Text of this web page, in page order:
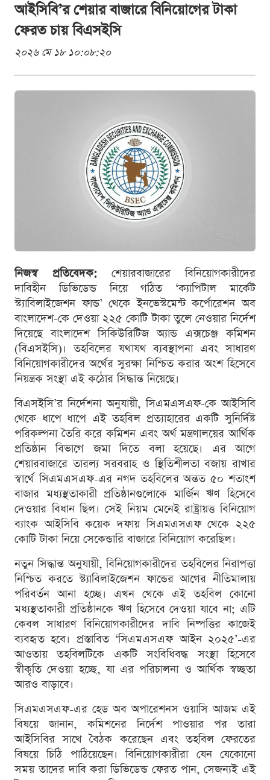
আইসিবি’র শেয়ার বাজারে বিনিয়োগের টাকা
ফেরত চায় বিএসইসি
২০২৬ মে ১৮ ১০:০৮:২০
নিজস্ব প্রতিবেদক: শেয়ারবাজারের বিনিয়োগকারীদের
দাবিহীন ডিভিডেন্ড নিয়ে গঠিত ‘ক্যাপিটাল মার্কেট
স্ট্যাবিলাইজেশন ফান্ড’ থেকে ইনভেস্টমেন্ট কর্পোরেশন অব
বাংলাদেশ-কে দেওয়া ২২৫ কোটি টাকা তুলে নেওয়ার নির্দেশ
দিয়েছে বাংলাদেশ সিকিউরিটিজ অ্যান্ড এক্সচেঞ্জ কমিশন
(বিএসইসি)। তহবিলের যথাযথ ব্যবস্থাপনা এবং সাধারণ
বিনিয়োগকারীদের অর্থের সুরক্ষা নিশ্চিত করার অংশ হিসেবে
নিয়ন্ত্রক সংস্থা এই কঠোর সিদ্ধান্ত নিয়েছে।
বিএসইসি’র নির্দেশনা অনুযায়ী, সিএমএসএফ-কে আইসিবি
থেকে ধাপে ধাপে এই তহবিল প্রত্যাহারের একটি সুনির্দিষ্ট
পরিকল্পনা তৈরি করে কমিশন এবং অর্থ মন্ত্রণালয়ের আর্থিক
প্রতিষ্ঠান বিভাগে জমা দিতে বলা হয়েছে। এর আগে
শেয়ারবাজারে তারল্য সরবরাহ ও স্থিতিশীলতা বজায় রাখার
স্বার্থে সিএমএসএফ-এর নগদ তহবিলের অন্তত ৫০ শতাংশ
বাজার মধ্যস্থতাকারী প্রতিষ্ঠানগুলোকে মার্জিন ঋণ হিসেবে
দেওয়ার বিধান ছিল। সেই নিয়ম মেনেই রাষ্ট্রায়ত্ত বিনিয়োগ
ব্যাংক আইসিবি কয়েক দফায় সিএমএসএফ থেকে ২২৫
কোটি টাকা নিয়ে সেকেন্ডারি বাজারে বিনিয়োগ করেছিল।
নতুন সিদ্ধান্ত অনুযায়ী, বিনিয়োগকারীদের তহবিলের নিরাপত্তা
নিশ্চিত করতে স্ট্যাবিলাইজেশন ফান্ডের আগের নীতিমালায়
পরিবর্তন আনা হচ্ছে। এখন থেকে এই তহবিল কোনো
মধ্যস্থতাকারী প্রতিষ্ঠানকে ঋণ হিসেবে দেওয়া যাবে না; এটি
কেবল সাধারণ বিনিয়োগকারীদের দাবি নিষ্পত্তির কাজেই
ব্যবহৃত হবে। প্রস্তাবিত ‘সিএমএসএফ আইন ২০২৫’-এর
আওতায় তহবিলটিকে একটি সংবিধিবদ্ধ সংস্থা হিসেবে
স্বীকৃতি দেওয়া হচ্ছে, যা এর পরিচালনা ও আর্থিক স্বচ্ছতা
আরও বাড়াবে।
সিএমএসএফ-এর হেড অব অপারেশনস ওয়াসি আজম এই
বিষয়ে জানান, কমিশনের নির্দেশ পাওয়ার পর তারা
আইসিবির সাথে বৈঠক করেছেন এবং তহবিল ফেরতের
বিষয়ে চিঠি পাঠিয়েছেন। বিনিয়োগকারীরা যেন যেকোনো
সময় তাদের দাবি করা ডিভিডেন্ড ফেরত পান, সেজন্যই এই